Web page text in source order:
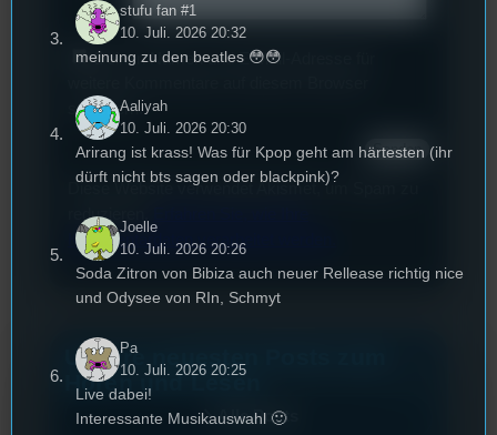
Deinen Namen und E-Mail-Adresse für
speichern.
Diese Website verwendet Akismet, um Spam zu
reduzieren.
Kommentardaten verarbeitet werden.
Unsere neuesten Posts zum
Hören und Lesen
Alle Posts
stufu fan #1
10. Juli. 2026 20:32
meinung zu den beatles 😳😳
Aaliyah
10. Juli. 2026 20:30
Arirang ist krass! Was für Kpop geht am härtesten (ihr
dürft nicht bts sagen oder blackpink)?
Joelle
10. Juli. 2026 20:26
Soda Zitron von Bibiza auch neuer Rellease richtig nice
und Odysee von RIn, Schmyt
Pa
10. Juli. 2026 20:25
Live dabei!
Interessante Musikauswahl 🙂